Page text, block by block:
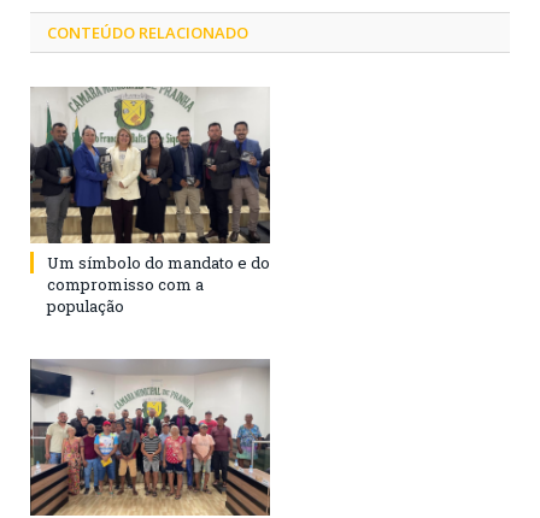
CONTEÚDO RELACIONADO
Um símbolo do mandato e do
compromisso com a
população